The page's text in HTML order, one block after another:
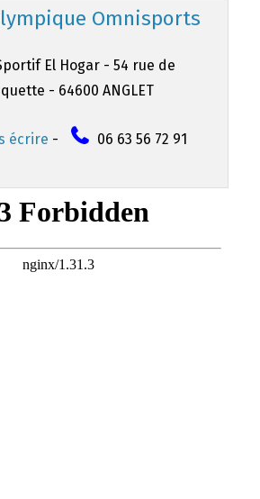
Omnisports
El Hogar - 54 rue de
- 64600 ANGLET
écrire - 06 63 56 72 91